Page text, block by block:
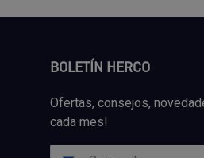
BOLETÍN HERCO
Ofertas, consejos,
cada mes!